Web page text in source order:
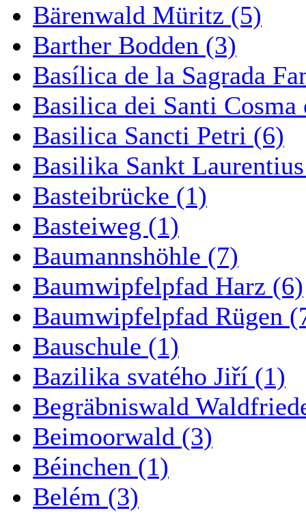
Bärenwald Müritz (5)
Barther Bodden (3)
Basílica de la Sagrada
Basilica dei Santi
Basilica Sancti Petri (6)
Basilika Sankt
Basteibrücke (1)
Basteiweg (1)
Baumannshöhle (7)
Baumwipfelpfad Harz (6)
Baumwipfelpfad Rügen
Bauschule (1)
Bazilika svatého Jiří (1)
Begräbniswald
Beimoorwald (3)
Béinchen (1)
Belém (3)